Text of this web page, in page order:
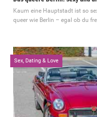
Kaum eine Hauptstadt ist so
queer wie Berlin – egal ob du
Sex, Dating & Love